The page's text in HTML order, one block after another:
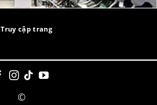
Truy cập trang
©